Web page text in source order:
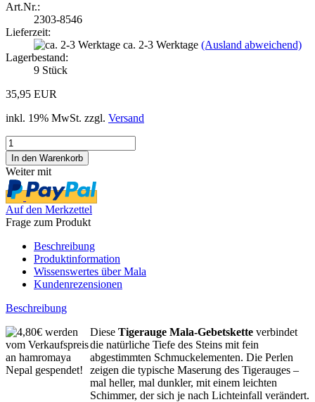
Art.Nr.:
2303-8546
Lieferzeit:
ca. 2-3 Werktage (Ausland abweichend)
Lagerbestand:
9 Stück
35,95 EUR
inkl. 19% MwSt. zzgl. Versand
Weiter mit
Auf den Merkzettel
Frage zum Produkt
Beschreibung
Produktinformation
Wissenswertes über Mala
Kundenrezensionen
Beschreibung
Diese Tigerauge Mala-Gebetskette verbindet
die natürliche Tiefe des Steins mit fein
abgestimmten Schmuckelementen. Die Perlen
zeigen die typische Maserung des Tigerauges –
mal heller, mal dunkler, mit einem leichten
Schimmer, der sich je nach Lichteinfall verändert.